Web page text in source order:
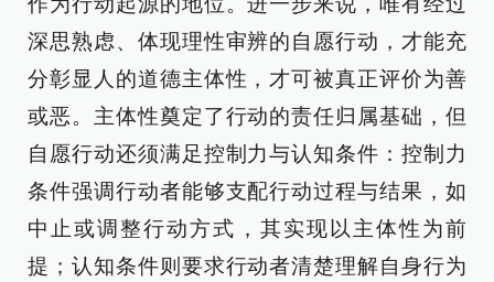
深思熟虑、体现理性审辨的自愿行动，才能充
分彰显人的道德主体性，才可被真正评价为善
或恶。主体性奠定了行动的责任归属基础，但
自愿行动还须满足控制力与认知条件：控制力
条件强调行动者能够支配行动过程与结果，如
中止或调整行动方式，其实现以主体性为前
提；认知条件则要求行动者清楚理解自身行为